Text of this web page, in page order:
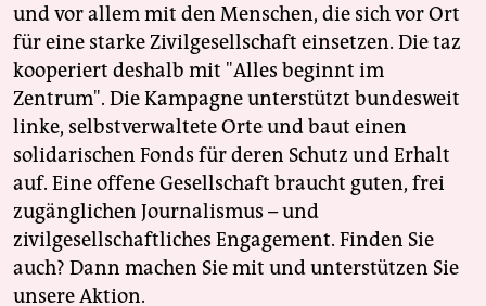
und vor allem mit den Menschen, die sich vor Ort
für eine starke Zivilgesellschaft einsetzen. Die taz
kooperiert deshalb mit "Alles beginnt im
Zentrum". Die Kampagne unterstützt bundesweit
linke, selbstverwaltete Orte und baut einen
solidarischen Fonds für deren Schutz und Erhalt
auf. Eine offene Gesellschaft braucht guten, frei
zugänglichen Journalismus – und
zivilgesellschaftliches Engagement. Finden Sie
auch? Dann machen Sie mit und unterstützen Sie
unsere Aktion.